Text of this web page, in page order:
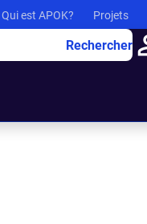
Qui est APOK? Projets
Rechercher